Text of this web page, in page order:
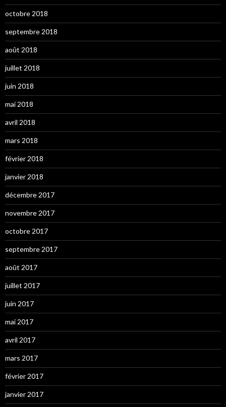
octobre 2018
septembre 2018
août 2018
juillet 2018
juin 2018
mai 2018
avril 2018
mars 2018
février 2018
janvier 2018
décembre 2017
novembre 2017
octobre 2017
septembre 2017
août 2017
juillet 2017
juin 2017
mai 2017
avril 2017
mars 2017
février 2017
janvier 2017